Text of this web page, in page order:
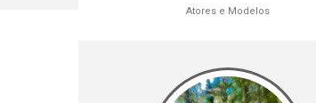
Atores e Modelos